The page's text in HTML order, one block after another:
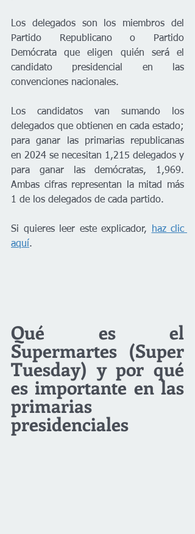
Los delegados son los miembros del
Partido Republicano o Partido
Demócrata que eligen quién será el
candidato presidencial en las
convenciones nacionales.
Los candidatos van sumando los
delegados que obtienen en cada estado;
para ganar las primarias republicanas
en 2024 se necesitan 1,215 delegados y
para ganar las demócratas, 1,969.
Ambas cifras representan la mitad más
1 de los delegados de cada partido.
Si quieres leer este explicador,
haz clic
aquí.
Qué es el
Supermartes (Super
Tuesday) y por qué
es importante en las
primarias
presidenciales